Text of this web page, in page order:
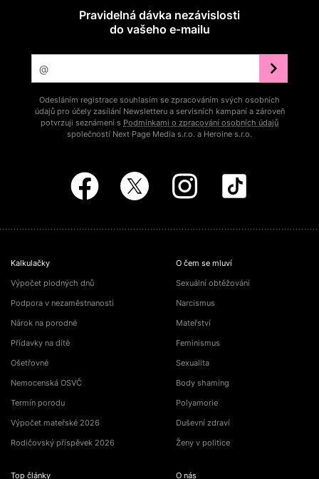
Pravidelná dávka nezávislosti
do vašeho e‑mailu
Odesláním registrace souhlasím se zpracováním svých osobních
údajů pro účely zasílání Newsletteru a servisních kampaní a zároveň
potvrzuji seznámení s Podmínkami o zpracování osobních údajů
společností Next Page Media s.r.o. a Heroine s.r.o.
Kalkulačky
Výpočet plodných dnů
Podpora v nezaměstnanosti
Nárok na porodné
Přídavky na dítě
Ošetřovné
Nemocenská OSVČ
Termín porodu
Výpočet mateřské 2026
Rodičovský příspěvek 2026
Top články
O čem se mluví
Sexuální obtěžování
Narcismus
Mateřství
Feminismus
Sexualita
Body shaming
Polyamorie
Duševní zdraví
Ženy v politice
O nás